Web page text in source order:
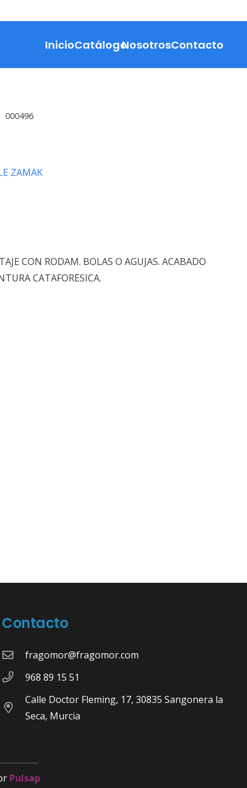
InicioCatálogoNosotrosContacto
000496
ZAMAK
CON RODAM. BOLAS O AGUJAS. ACABADO
CATAFORESICA.
Contacto
fragomor@fragomor.com
968 89 15 51
Calle Doctor Fleming, 17, 30835 Sangonera la
Seca, Murcia
Pulsap